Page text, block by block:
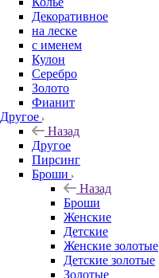
Декоративное
на леске
с именем
Кулон
Серебро
Золото
Фианит
Другое
Назад
Другое
Пирсинг
Броши
Назад
Броши
Женские
Детские
Женские золотые
Детские золотые
Золотые